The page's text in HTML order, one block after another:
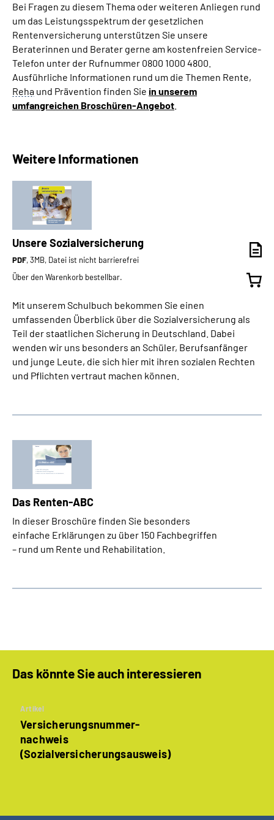
Bei Fragen zu diesem Thema oder weiteren Anliegen rund
um das Leistungsspektrum der gesetzlichen
Rentenversicherung unterstützen Sie unsere
Beraterinnen und Berater gerne am kostenfreien Service-
Telefon unter der Rufnummer 0800 1000 4800.
Ausführliche Informationen rund um die Themen Rente,
Reha und Prävention finden Sie in unserem
umfangreichen Broschüren-Angebot
Weitere Informationen
Unsere Sozialversicherung
PDF, 3MB, Datei ist nicht barrierefrei
Über den Warenkorb bestellbar.
Mit unserem Schulbuch bekommen Sie einen
umfassenden Überblick über die Sozialversicherung als
Teil der staatlichen Sicherung in Deutschland. Dabei
wenden wir uns besonders an Schüler, Berufsanfänger
und junge Leute, die sich hier mit ihren sozialen Rechten
und Pflichten vertraut machen können.
Das Renten-ABC
In dieser Broschüre finden Sie besonders
einfache Erklärungen zu über 150 Fachbegriffen
– rund um Rente und Rehabilitation.
Das könnte Sie auch interessieren
Artikel
Versicherungsnummer­
nachweis
(Sozialversicherungs­ausweis)